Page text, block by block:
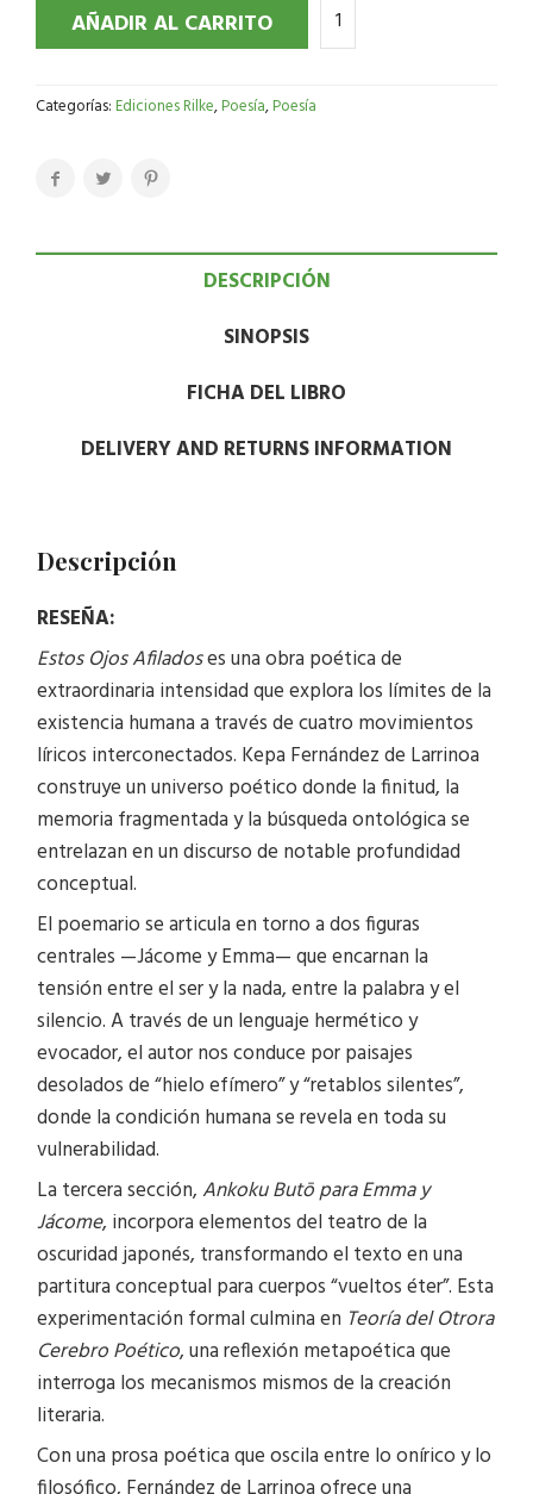
AÑADIR AL CARRITO
Categorías:Ediciones Rilke,Poesía,Poesía
DESCRIPCIÓN
SINOPSIS
FICHA DEL LIBRO
DELIVERY AND RETURNS INFORMATION
Descripción
RESEÑA:
Estos Ojos Afiladoses una obra poética de
extraordinaria intensidad que explora los límites de la
existencia humana a través de cuatro movimientos
líricos interconectados. Kepa Fernández de Larrinoa
construye un universo poético donde la finitud, la
memoria fragmentada y la búsqueda ontológica se
entrelazan en un discurso de notable profundidad
conceptual.
El poemario se articula en torno a dos figuras
centrales —Jácome y Emma— que encarnan la
tensión entre el ser y la nada, entre la palabra y el
silencio. A través de un lenguaje hermético y
evocador, el autor nos conduce por paisajes
desolados de “hielo efímero” y “retablos silentes”,
donde la condición humana se revela en toda su
vulnerabilidad.
La tercera sección,Ankoku Butō para Emma y
Jácome, incorpora elementos del teatro de la
oscuridad japonés, transformando el texto en una
partitura conceptual para cuerpos “vueltos éter”. Esta
experimentación formal culmina en Teoría del Otrora
Cerebro Poético, una reflexión metapoética que
interroga los mecanismos mismos de la creación
literaria.
Con una prosa poética que oscila entre lo onírico y lo